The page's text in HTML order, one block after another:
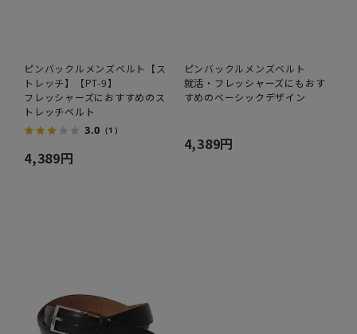
ピンバックルメンズベルト【ス
トレッチ】【PT-9】
フレッシャーズにおすすめのス
トレッチベルト
3.0 （1）
4,389円
ピンバックルメンズベルト
就活・フレッシャーズにもおす
すめのベーシックデザイン
4,389円